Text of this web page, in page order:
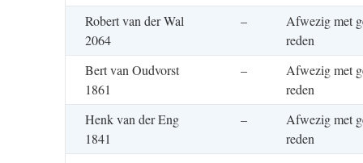
Robert van der Wal
2064
–
Afwezig met
reden
Bert van Oudvorst
1861
–
Afwezig met
reden
Henk van der Eng
1841
–
Afwezig met
reden